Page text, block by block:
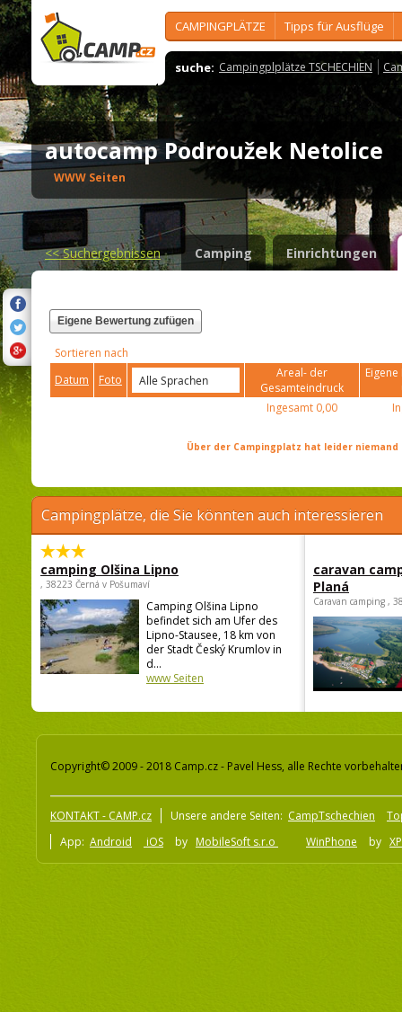
CAMPINGPLÄTZE Tipps für Ausflüge
suche: Campingplplätze TSCHECHIEN
autocamp Podroužek Netolice
WWW Seiten
<<Suchergebnissen Camping Einrichtungen
Eigene Bewertung zufügen
Sortieren nach
Datum
Foto
Areal- der
Gesamteindruck
Ingesamt 0,00
Über der Campingplatz hat leider
Campingplätze, die Sie könnten auch interessieren
camping Olšina Lipno
, 38223 Černá v Pošumaví
Camping Olšina Lipno
befindet sich am Ufer des
Lipno-Stausee, 18 km von
der Stadt Český Krumlov in
d...
www Seiten
caravan
Planá
Caravan camping ,
Copyright© 2009 - 2018 Camp.cz - Pavel Hess, alle Rechte
KONTAKT - CAMP.cz Unsere andere Seiten: CampTschechien
App: Android iOS by MobileSoft s.r.o WinPhone by